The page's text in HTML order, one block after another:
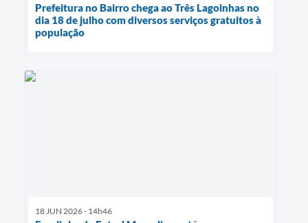
Prefeitura no Bairro chega ao Três Lagoinhas no
dia 18 de julho com diversos serviços gratuitos à
população
18 JUN 2026 - 14h46